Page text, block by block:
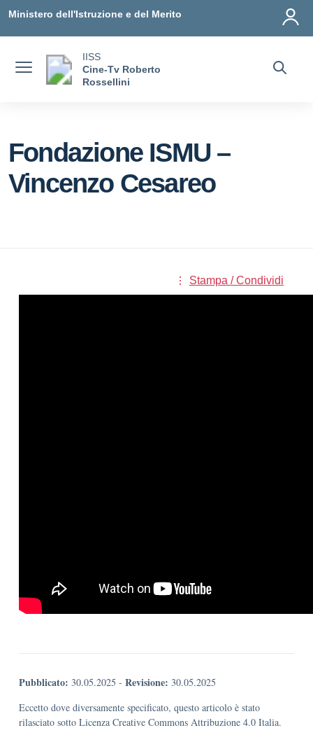
Ministero dell'Istruzione e del Merito
IISS
Cine-Tv Roberto
Rossellini
Fondazione ISMU –
Vincenzo Cesareo
Stampa / Condividi
Pubblicato: 30.05.2025 - Revisione: 30.05.2025
Eccetto dove diversamente specificato, questo articolo è stato
rilasciato sotto Licenza Creative Commons Attribuzione 4.0 Italia.